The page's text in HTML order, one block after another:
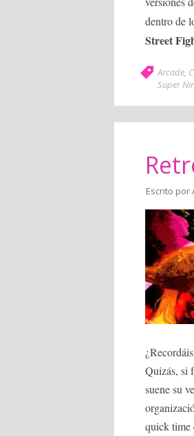
dentro de
Street
Arcade,
Super
Escrito por
Quizás, si
suene su
quick time